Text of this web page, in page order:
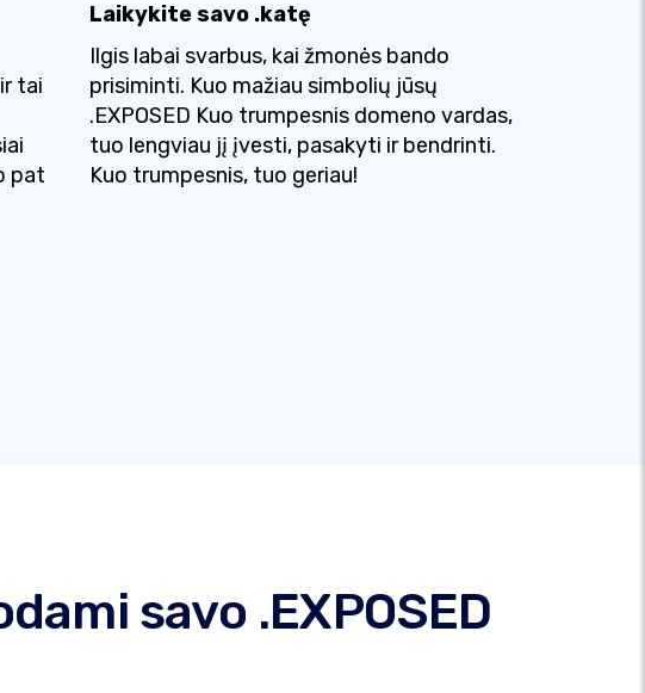
tai
pat
Laikykite savo .katę
Ilgis labai svarbus, kai žmonės bando
prisiminti. Kuo mažiau simbolių jūsų
.EXPOSED Kuo trumpesnis domeno vardas,
tuo lengviau jį įvesti, pasakyti ir bendrinti.
Kuo trumpesnis, tuo geriau!
savo .EXPOSED